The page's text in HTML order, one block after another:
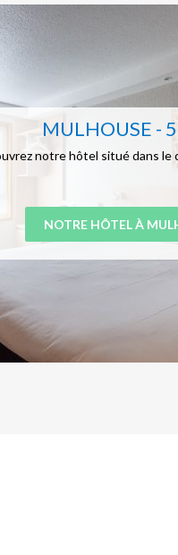
MULHOUSE -
notre hôtel situé dans le
NOTRE HÔTEL À